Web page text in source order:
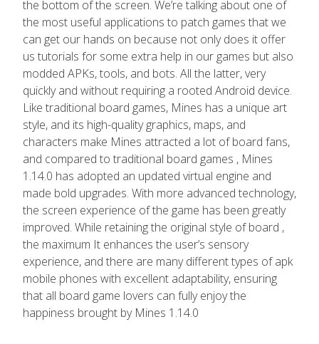
the bottom of the screen. We’re talking about one of
the most useful applications to patch games that we
can get our hands on because not only does it offer
us tutorials for some extra help in our games but also
modded APKs, tools, and bots. All the latter, very
quickly and without requiring a rooted Android device.
Like traditional board games, Mines has a unique art
style, and its high-quality graphics, maps, and
characters make Mines attracted a lot of board fans,
and compared to traditional board games , Mines
1.14.0 has adopted an updated virtual engine and
made bold upgrades. With more advanced technology,
the screen experience of the game has been greatly
improved. While retaining the original style of board ,
the maximum It enhances the user’s sensory
experience, and there are many different types of apk
mobile phones with excellent adaptability, ensuring
that all board game lovers can fully enjoy the
happiness brought by Mines 1.14.0